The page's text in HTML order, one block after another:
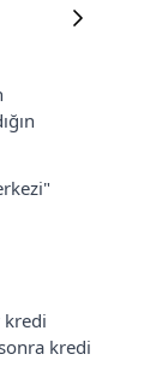
kredi
kredi